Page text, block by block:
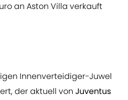
an Aston Villa verkauft
Innenverteidiger-Juwel
der aktuell von Juventus